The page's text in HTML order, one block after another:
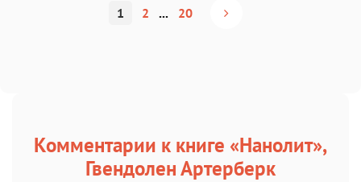
1 2 ... 20
Комментарии к книге «Нанолит»,
Гвендолен Артерберк